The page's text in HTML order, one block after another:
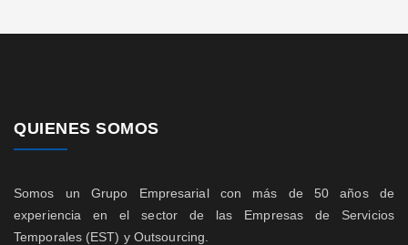
QUIENES SOMOS
Somos un Grupo Empresarial con más de 50 años de
experiencia en el sector de las Empresas de Servicios
Temporales (EST) y Outsourcing.